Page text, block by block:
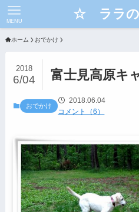
☆ ララ
MENU
ホーム おでかけ
富士見高原キ
2018
6/04
おでかけ
2018.06.04
コメント（6）